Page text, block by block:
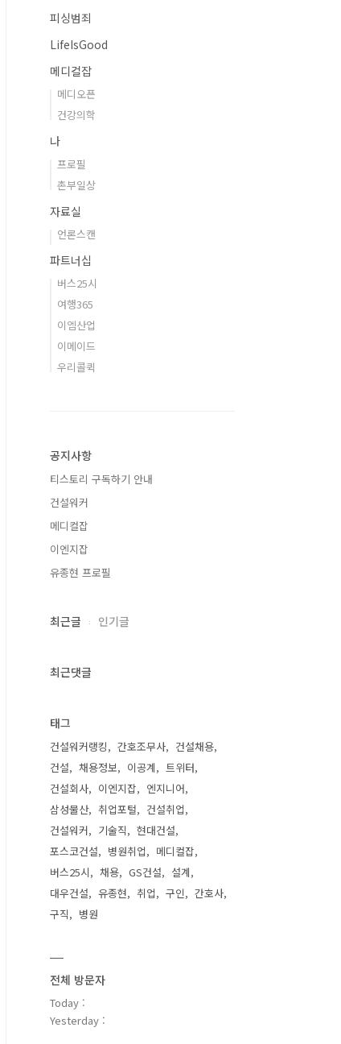
피싱범죄
LifeIsGood
메디컬잡
메디오픈
건강의학
나
프로필
촌부일상
자료실
언론스캔
파트너십
버스25시
여행365
이엠산업
이메이드
우리콜퀵
공지사항
티스토리 구독하기 안내
건설워커
메디컬잡
이엔지잡
유종현 프로필
최근글 인기글
최근댓글
태그
건설워커랭킹 간호조무사
건설채용
건설
채용정보 이공계
트위터
건설회사
이엔지잡
엔지니어
삼성물산
취업포털
건설취업
건설워커
기술직
현대건설
포스코건설
병원취업
메디컬잡
버스25시
채용 GS건설
설계
대우건설
유종현 취업 구인
간호사
구직
병원
전체 방문자
Today :
Yesterday :